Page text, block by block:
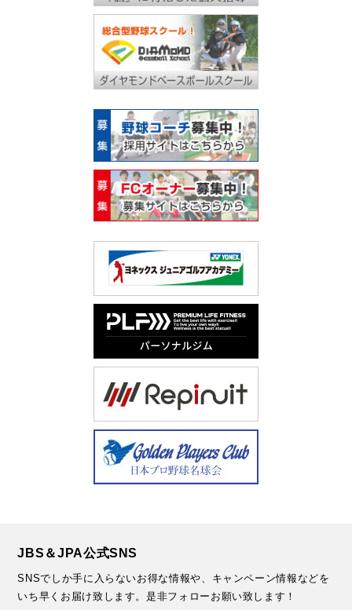
JBS＆JPA公式SNS
SNSでしか手に入らないお得な情報や、キャンペーン情報などを
いち早くお届け致します。是非フォローお願い致します！